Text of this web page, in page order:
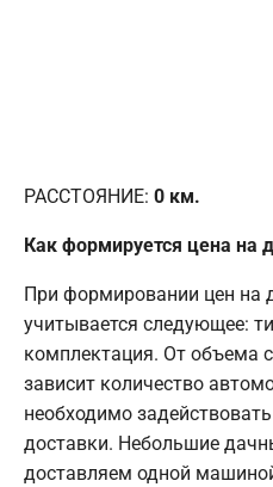
РАССТОЯНИЕ: 0 км.
Как формируется цена на
При формировании цен на
учитывается следующее:
комплектация. От объема
зависит количество
необходимо
доставки. Небольшие
доставляем одной